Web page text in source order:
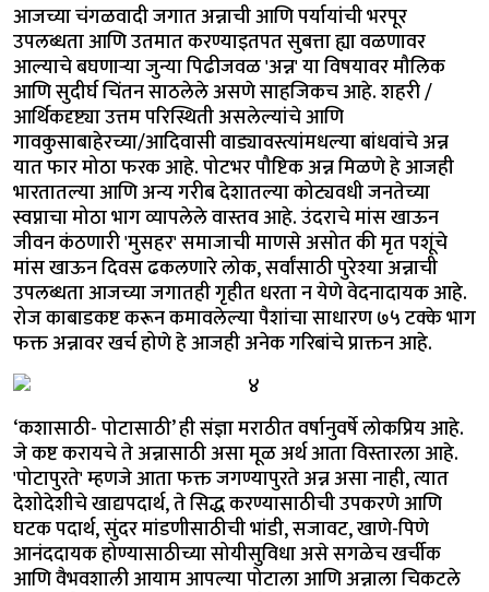
आजच्या चंगळवादी जगात अन्नाची आणि पर्यायांची भरपूर
उपलब्धता आणि उतमात करण्याइतपत सुबत्ता ह्या वळणावर
आल्याचे बघणाऱ्या जुन्या पिढीजवळ 'अन्न' या विषयावर मौलिक
आणि सुदीर्घ चिंतन साठलेले असणे साहजिकच आहे. शहरी /
आर्थिकदृष्ट्या उत्तम परिस्थिती असलेल्यांचे आणि
गावकुसाबाहेरच्या/आदिवासी वाड्यावस्त्यांमधल्या बांधवांचे अन्न
यात फार मोठा फरक आहे. पोटभर पौष्टिक अन्न मिळणे हे आजही
भारतातल्या आणि अन्य गरीब देशातल्या कोट्यवधी जनतेच्या
स्वप्नाचा मोठा भाग व्यापलेले वास्तव आहे. उंदराचे मांस खाऊन
जीवन कंठणारी 'मुसहर' समाजाची माणसे असोत की मृत पशूंचे
मांस खाऊन दिवस ढकलणारे लोक, सर्वांसाठी पुरेश्या अन्नाची
उपलब्धता आजच्या जगातही गृहीत धरता न येणे वेदनादायक आहे.
रोज काबाडकष्ट करून कमावलेल्या पैशांचा साधारण ७५ टक्के भाग
फक्त अन्नावर खर्च होणे हे आजही अनेक गरिबांचे प्राक्तन आहे.
‘कशासाठी- पोटासाठी’ ही संज्ञा मराठीत वर्षानुवर्षे लोकप्रिय आहे.
जे कष्ट करायचे ते अन्नासाठी असा मूळ अर्थ आता विस्तारला आहे.
'पोटापुरते' म्हणजे आता फक्त जगण्यापुरते अन्न असा नाही, त्यात
देशोदेशीचे खाद्यपदार्थ, ते सिद्ध करण्यासाठीची उपकरणे आणि
घटक पदार्थ, सुंदर मांडणीसाठीची भांडी, सजावट, खाणे-पिणे
आनंददायक होण्यासाठीच्या सोयीसुविधा असे सगळेच खर्चीक
आणि वैभवशाली आयाम आपल्या पोटाला आणि अन्नाला चिकटले